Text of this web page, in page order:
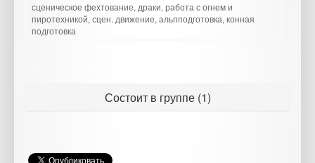
сценическое фехтование, драки, работа с огнем и
пиротехникой, сцен. движение, альпподготовка, конная
подготовка
Состоит в группе (1)